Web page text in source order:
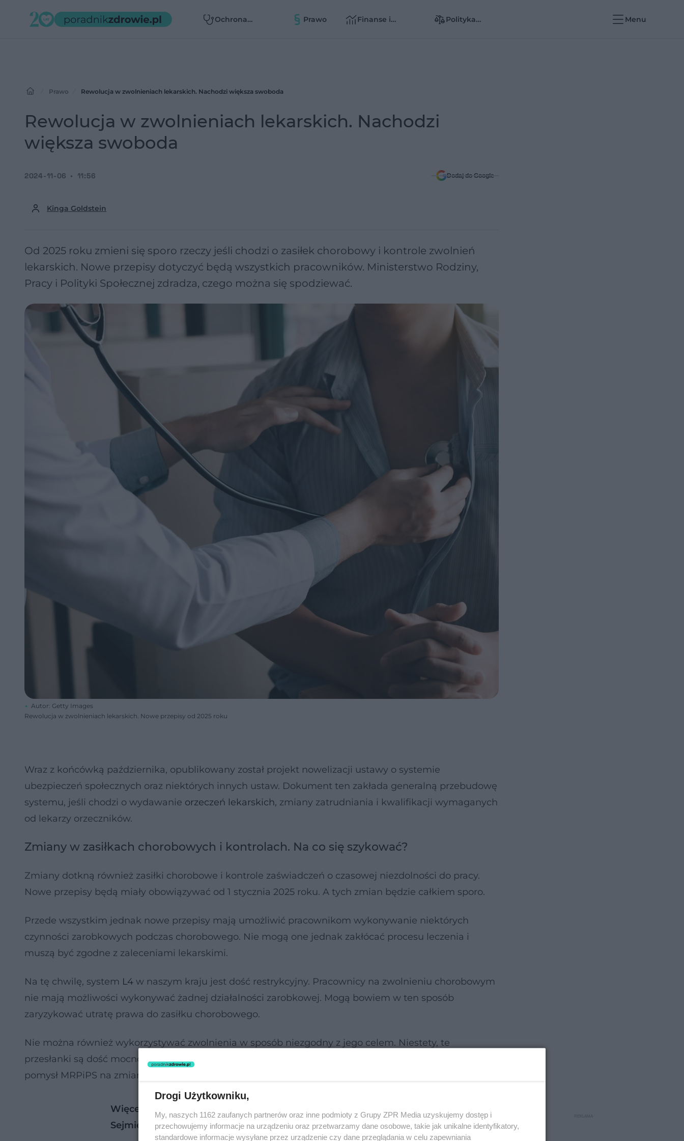
Ochrona
Prawo
Finanse i
Polityka
Menu
Prawo Rewolucja w zwolnieniach lekarskich. Nachodzi większa swoboda
Rewolucja w zwolnieniach lekarskich. Nachodzi
większa swoboda
Kinga Goldstein
2024-11-06 11:56 Dodaj do Google
Od 2025 roku zmieni się sporo rzeczy jeśli chodzi o zasiłek chorobowy i kontrole zwolnień
lekarskich. Nowe przepisy dotyczyć będą wszystkich pracowników. Ministerstwo Rodziny,
Pracy i Polityki Społecznej zdradza, czego można się spodziewać.
Autor: Getty Images
Rewolucja w zwolnieniach lekarskich. Nowe przepisy od 2025 roku
Wraz z końcówką października, opublikowany został projekt nowelizacji ustawy o systemie
ubezpieczeń społecznych oraz niektórych innych ustaw. Dokument ten zakłada generalną przebudowę
systemu, jeśli chodzi o wydawanie orzeczeń lekarskich, zmiany zatrudniania i kwalifikacji wymaganych
od lekarzy orzeczników.
Zmiany w zasiłkach chorobowych i kontrolach. Na co się szykować?
Zmiany dotkną również zasiłki chorobowe i kontrole zaświadczeń o czasowej niezdolności do pracy.
Nowe przepisy będą miały obowiązywać od 1 stycznia 2025 roku. A tych zmian będzie całkiem sporo.
Przede wszystkim jednak nowe przepisy mają umożliwić pracownikom wykonywanie niektórych
czynności zarobkowych podczas chorobowego. Nie mogą one jednak zakłócać procesu leczenia i
muszą być zgodne z zaleceniami lekarskimi.
Na tę chwilę, system L4 w naszym kraju jest dość restrykcyjny. Pracownicy na zwolnieniu chorobowym
nie mają możliwości wykonywać żadnej działalności zarobkowej. Mogą bowiem w ten sposób
zaryzykować utratę prawa do zasiłku chorobowego.
Nie można również wykorzystywać zwolnienia w sposób niezgodny z jego celem. Niestety, te
przesłanki są dość mocno niedookreślone. Przez to spotykamy się z licznymi interpretacjami. Stąd
pomysł MRPiPS na zmianę ustawy.
Więcej pieniędzy za zwolnienie lekarskie! Nowe zasady L4 już w
Sejmie
Drogi Użytkowniku,
My, naszych 1162 zaufanych partnerów oraz inne podmioty z Grupy ZPR Media uzyskujemy dostęp i
przechowujemy informacje na urządzeniu oraz przetwarzamy dane osobowe, takie jak unikalne identyfikatory,
standardowe informacje wysyłane przez urządzenie czy dane przeglądania w celu zapewniania